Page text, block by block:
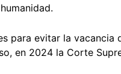
para evitar la vacancia
en 2024 la Corte